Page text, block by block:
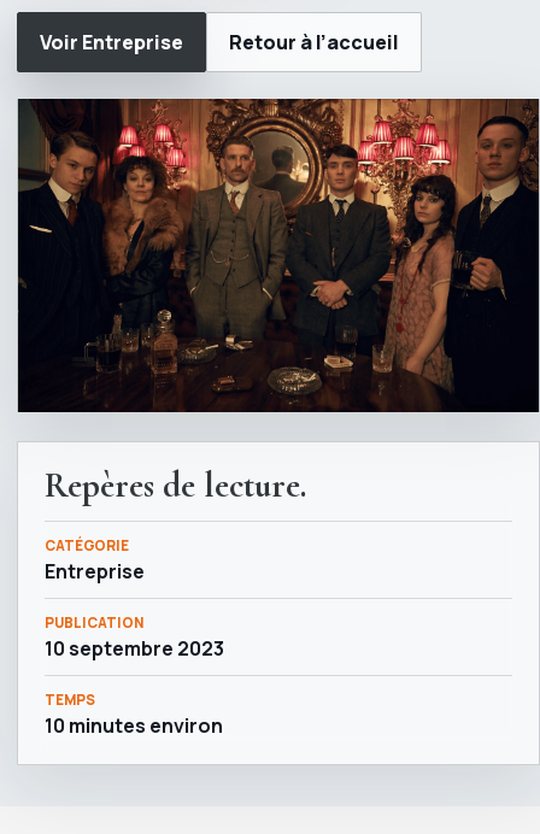
Voir Entreprise Retour à l’accueil
Repères de lecture.
CATÉGORIE
Entreprise
PUBLICATION
10 septembre 2023
TEMPS
10 minutes environ